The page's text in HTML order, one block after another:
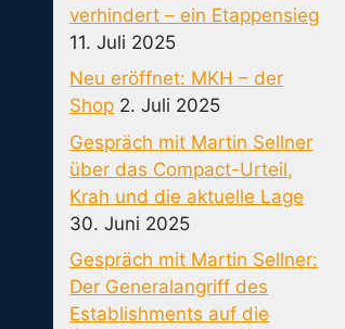
verhindert – ein Etappensieg
11. Juli 2025
Neu eröffnet: MKH – der
Shop 2. Juli 2025
Gespräch mit Martin Sellner
über das Compact-Urteil,
Krah und die aktuelle Lage
30. Juni 2025
Gespräch mit Martin Sellner:
Der Generalangriff des
Establishments auf die